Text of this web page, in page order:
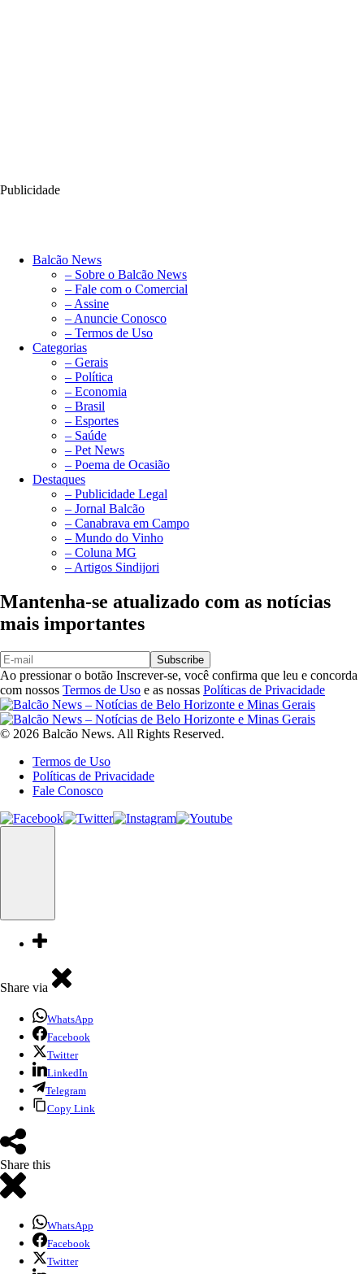
Publicidade
Balcão News
– Sobre o Balcão News
– Fale com o Comercial
– Assine
– Anuncie Conosco
– Termos de Uso
Categorias
– Gerais
– Política
– Economia
– Brasil
– Esportes
– Saúde
– Pet News
– Poema de Ocasião
Destaques
– Publicidade Legal
– Jornal Balcão
– Canabrava em Campo
– Mundo do Vinho
– Coluna MG
– Artigos Sindijori
Mantenha-se atualizado com as notícias
mais importantes
Subscribe
Ao pressionar o botão Inscrever-se, você confirma que leu e concorda
com nossos Termos de Uso e as nossas Políticas de Privacidade
© 2026 Balcão News. All Rights Reserved.
Termos de Uso
Políticas de Privacidade
Fale Conosco
Share via
WhatsApp
Facebook
Twitter
LinkedIn
Telegram
Copy Link
Share this
WhatsApp
Facebook
Twitter